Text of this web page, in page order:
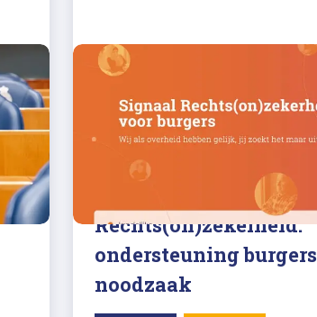
26/03/2025
Rechts(on)zekerheid:
ondersteuning burgers
noodzaak